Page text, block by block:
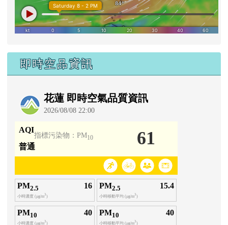
氣象資訊
即時空品資訊